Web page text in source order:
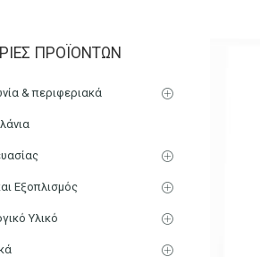
10L PET Με
ΠΡΟΪΌΝΤΩΝ
& περιφεριακά
Εξοπλισμός
Υλικό